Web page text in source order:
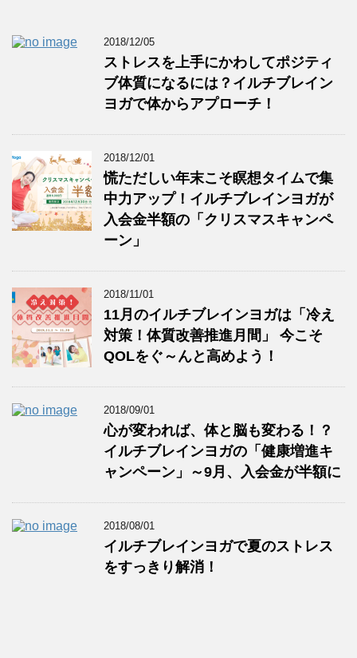
2018/12/05
ストレスを上手にかわしてポジティ
ブ体質になるには？イルチブレイン
ヨガで体からアプローチ！
2018/12/01
慌ただしい年末こそ瞑想タイムで集
中力アップ！イルチブレインヨガが
入会金半額の「クリスマスキャンペ
ーン」
2018/11/01
11月のイルチブレインヨガは「冷え
対策！体質改善推進月間」 今こそ
QOLをぐ～んと高めよう！
2018/09/01
心が変われば、体と脳も変わる！？
イルチブレインヨガの「健康増進キ
ャンペーン」～9月、入会金が半額に
2018/08/01
イルチブレインヨガで夏のストレス
をすっきり解消！